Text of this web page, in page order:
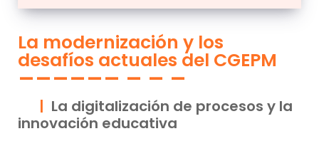
La modernización y los
desafíos actuales del CGEPM
La digitalización de procesos y la
innovación educativa